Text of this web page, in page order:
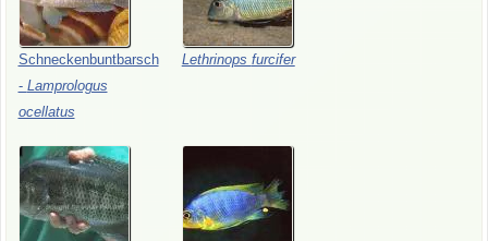
Schneckenbuntbarsch
- Lamprologus
ocellatus
Lethrinops furcifer